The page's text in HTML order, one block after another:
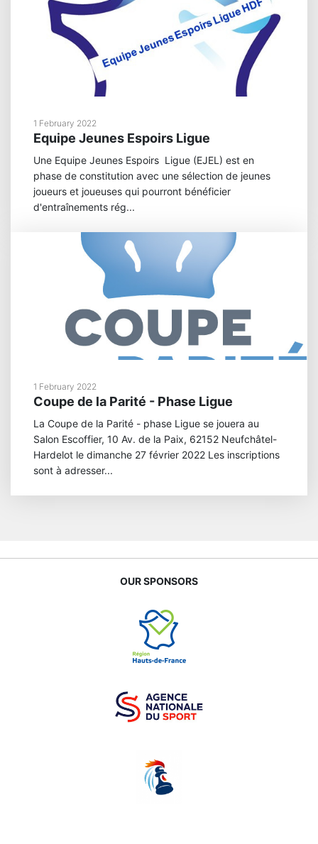
1 February 2022
Equipe Jeunes Espoirs Ligue
Une Equipe Jeunes Espoirs Ligue (EJEL) est en
phase de constitution avec une sélection de jeunes
joueurs et joueuses qui pourront bénéficier
d'entraînements rég...
1 February 2022
Coupe de la Parité - Phase Ligue
La Coupe de la Parité - phase Ligue se jouera au
Salon Escoffier, 10 Av. de la Paix, 62152 Neufchâtel-
Hardelot le dimanche 27 février 2022 Les inscriptions
sont à adresser...
OUR SPONSORS